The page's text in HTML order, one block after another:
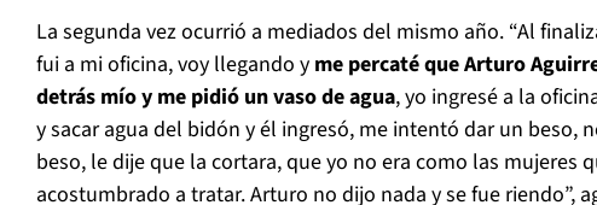
La segunda vez ocurrió a mediados del mismo año. “Al
fui a mi oficina, voy llegando y me percaté que Arturo
detrás mío y me pidió un vaso de agua, yo ingresé a la
y sacar agua del bidón y él ingresó, me intentó dar un beso,
beso, le dije que la cortara, que yo no era como las mujeres
acostumbrado a tratar. Arturo no dijo nada y se fue riendo”,